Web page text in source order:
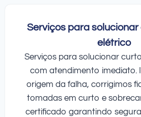
Serviços para
elétrico
Serviços para solucionar
com atendimento imediato.
origem da falha, corrigimos
tomadas em curto e
certificado garantindo